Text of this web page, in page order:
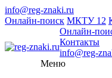
info@reg-znaki.ru
Онлайн-поиск МКТУ 12
Онлайн-
Контакты
info@reg-
Меню